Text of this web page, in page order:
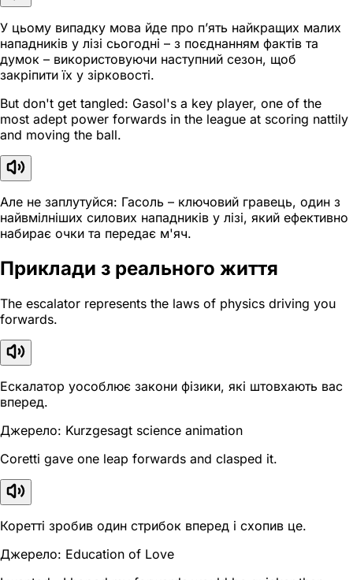
У цьому випадку мова йде про п’ять найкращих малих
нападників у лізі сьогодні – з поєднанням фактів та
думок – використовуючи наступний сезон, щоб
закріпити їх у зірковості.
But don't get tangled: Gasol's a key player, one of the
most adept power forwards in the league at scoring nattily
and moving the ball.
Але не заплутуйся: Гасоль – ключовий гравець, один з
найвмілніших силових нападників у лізі, який ефективно
набирає очки та передає м'яч.
Приклади з реального життя
The escalator represents the laws of physics driving you
forwards.
Ескалатор уособлює закони фізики, які штовхають вас
вперед.
Джерело: Kurzgesagt science animation
Coretti gave one leap forwards and clasped it.
Коретті зробив один стрибок вперед і схопив це.
Джерело: Education of Love